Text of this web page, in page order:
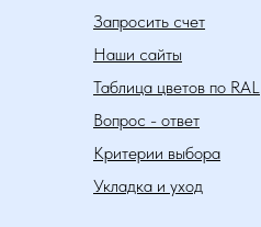
Запросить счет
Наши сайты
Таблица цветов по RAL
Вопрос - ответ
Критерии выбора
Укладка и уход